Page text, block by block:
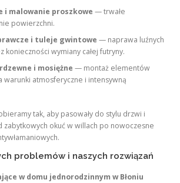
i malowanie proszkowe — trwałe
powierzchni.
i tuleje gwintowe — naprawa luźnych
konieczności wymiany całej futryny.
i mosiężne — montaż elementów
warunki atmosferyczne i intensywną
tak, aby pasowały do stylu drzwi i
okuć w willach po nowoczesne
problemów i naszych rozwiązań
w domu jednorodzinnym w Błoniu